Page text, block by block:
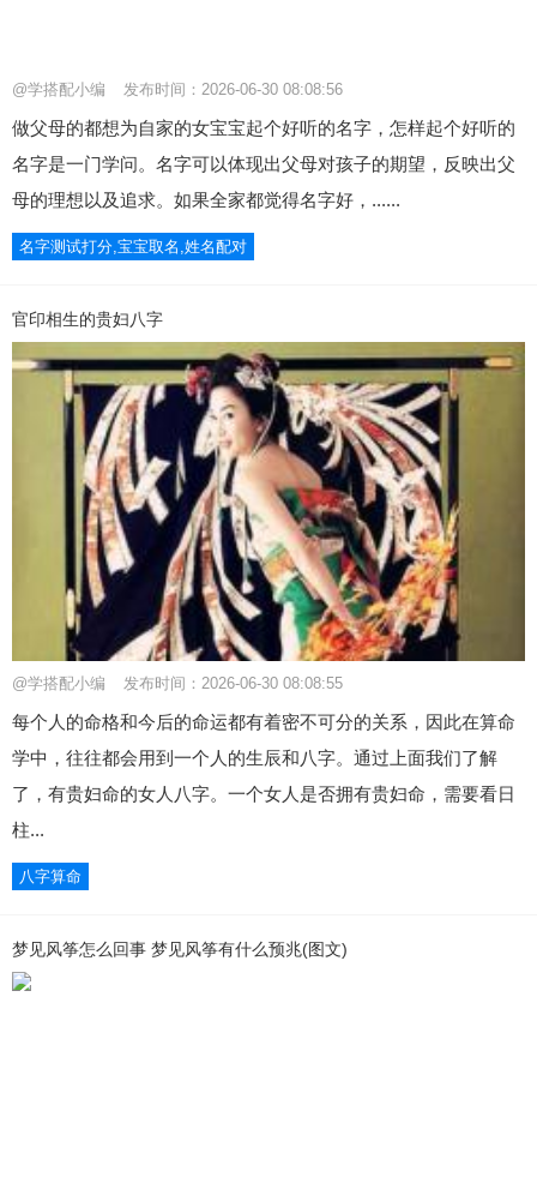
@学搭配小编 发布时间：2026-06-30 08:08:56
做父母的都想为自家的女宝宝起个好听的名字，怎样起个好听的
名字是一门学问。名字可以体现出父母对孩子的期望，反映出父
母的理想以及追求。如果全家都觉得名字好，......
名字测试打分,宝宝取名,姓名配对
官印相生的贵妇八字
@学搭配小编 发布时间：2026-06-30 08:08:55
每个人的命格和今后的命运都有着密不可分的关系，因此在算命
学中，往往都会用到一个人的生辰和八字。通过上面我们了解
了，有贵妇命的女人八字。一个女人是否拥有贵妇命，需要看日
柱...
八字算命
梦见风筝怎么回事 梦见风筝有什么预兆(图文)